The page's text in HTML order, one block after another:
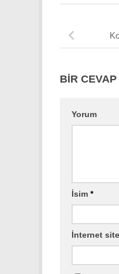
BIR CEVAP
Yorum
İsim *
İnternet